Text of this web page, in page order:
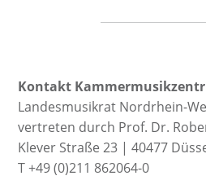
Kontakt
Landesmusikrat Nordrhein-
vertreten durch Prof. Dr.
Klever Straße 23 | 40477
T +49 (0)211 862064-0